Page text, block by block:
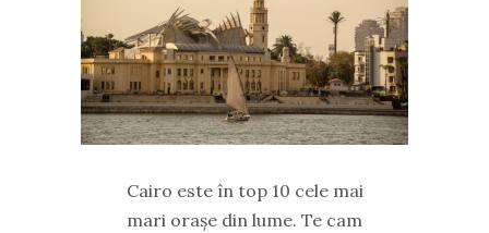
Cairo este în top 10 cele mai
mari orașe din lume. Te cam